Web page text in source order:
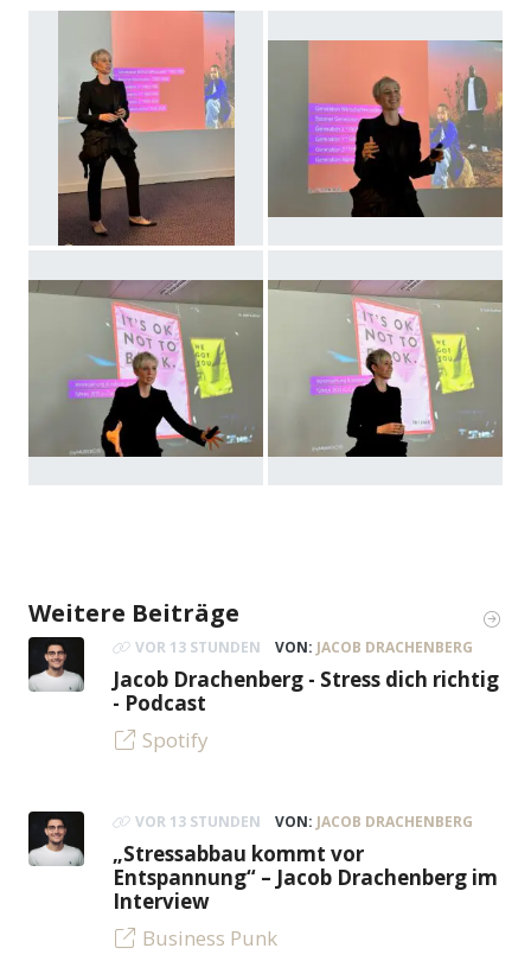
Weitere Beiträge
VOR 13 STUNDEN VON: JACOB DRACHENBERG
Jacob Drachenberg - Stress dich richtig
- Podcast
Spotify
VOR 13 STUNDEN VON: JACOB DRACHENBERG
„Stressabbau kommt vor
Entspannung“ – Jacob Drachenberg im
Interview
Business Punk